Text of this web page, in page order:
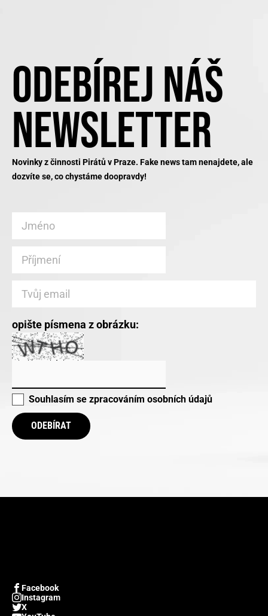
ODEBÍREJ NÁŠ
NEWSLETTER
Novinky z činnosti Pirátů v Praze. Fake news tam nenajdete, ale
dozvíte se, co chystáme doopravdy!
opište písmena z obrázku:
Souhlasím se zpracováním osobních údajů
ODEBÍRAT
Facebook
Instagram
X